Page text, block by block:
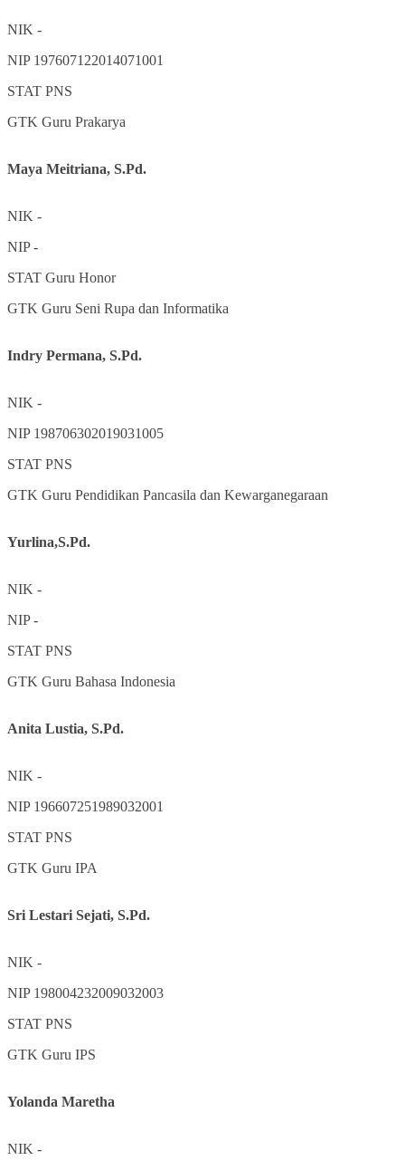
NIK -
NIP 197607122014071001
STAT PNS
GTK Guru Prakarya
Maya Meitriana, S.Pd.
NIK -
NIP-
STAT Guru Honor
GTK Guru Seni Rupa dan Informatika
Indry Permana, S.Pd.
NIK -
NIP 198706302019031005
STAT PNS
GTK Guru Pendidikan Pancasila dan Kewarganegaraan
Yurlina,S.Pd.
NIK -
NIP-
STAT PNS
GTK Guru Bahasa Indonesia
Anita Lustia, S.Pd.
NIK -
NIP 196607251989032001
STAT PNS
GTK Guru IPA
Sri Lestari Sejati, S.Pd.
NIK -
NIP 198004232009032003
STAT PNS
GTK Guru IPS
Yolanda Maretha
NIK -